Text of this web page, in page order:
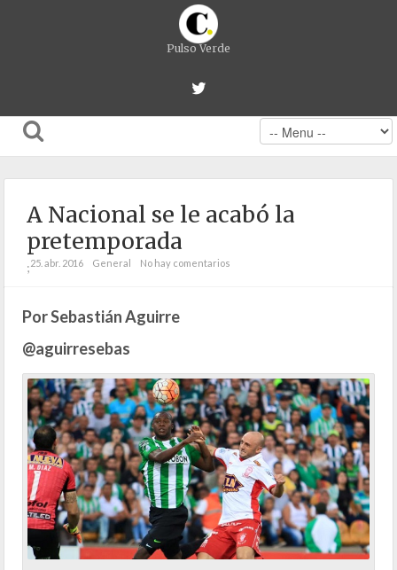
Pulso Verde
A Nacional se le acabó la
pretemporada
;25. abr. 2016 General No hay comentarios
Por Sebastián Aguirre
@aguirresebas